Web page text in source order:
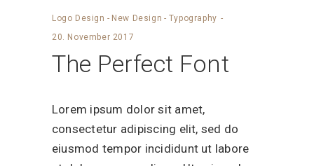
Logo Design - New Design - Typography
20. November 2017
The Perfect Font
Lorem ipsum dolor sit amet,
consectetur adipiscing elit, sed do
eiusmod tempor incididunt ut labore